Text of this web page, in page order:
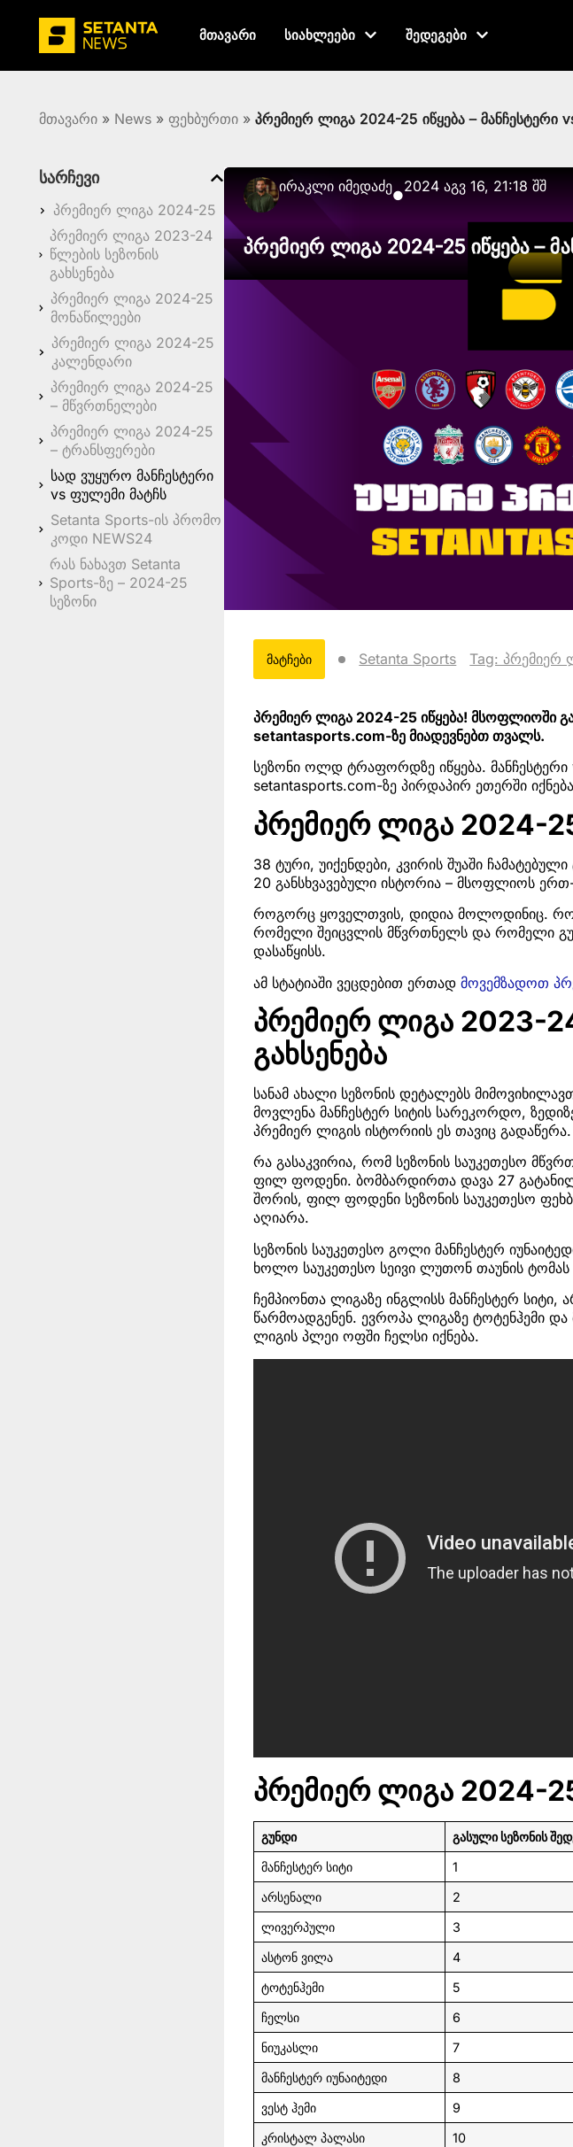
მთავარი სიახლეები შედეგები
მთავარი » News » ფეხბურთი » პრემიერ ლიგა 2024-25 იწყება – მანჩესტერი
სარჩევი
პრემიერ ლიგა 2024-25
პრემიერ ლიგა 2023-24
წლების სეზონის
გახსენება
პრემიერ ლიგა 2024-25
მონაწილეები
პრემიერ ლიგა 2024-25
კალენდარი
პრემიერ ლიგა 2024-25
– მწვრთნელები
პრემიერ ლიგა 2024-25
– ტრანსფერები
სად ვუყურო მანჩესტერი
vs ფულემი მატჩს
Setanta Sports-ის პრომო
კოდი NEWS24
რას ნახავთ Setanta
Sports-ზე – 2024-25
სეზონი
Ირაკლი Იმედაძე●2024 აგვ 16, 21:18 შშ
პრემიერ ლიგა 2024-25 იწყება –
მატჩები Setanta Sports Tag: პრემიერ
პრემიერ ლიგა 2024-25 იწყება! მსოფლიოში
setantasports.com-ზე მიადევნებთ თვალს.
სეზონი ოლდ ტრაფორდზე იწყება.
setantasports.com-ზე პირდაპირ ეთერში
პრემიერ ლიგა 2024-
38 ტური, უიქენდები, კვირის შუაში
20 განსხვავებული ისტორია – მსოფლიოს
როგორც ყოველთვის, დიდია მოლოდინიც.
რომელი შეიცვლის მწვრთნელს და რომელი
დასაწყისს.
ამ სტატიაში ვეცდებით ერთადმოვემზადოთ
პრემიერ ლიგა 2023-
გახსენება
სანამ ახალი სეზონის დეტალებს
მოვლენა მანჩესტერ სიტის სარეკორდო,
პრემიერ ლიგის ისტორიის ეს თავიც გადაწერა.
რა გასაკვირია, რომ სეზონის საუკეთესო
ფილ ფოდენი. ბომბარდირთა დავა 27
შორის, ფილ ფოდენი სეზონის საუკეთესო
აღიარა.
სეზონის საუკეთესო გოლი მანჩესტერ
ხოლო საუკეთესო სეივი ლუთონ თაუნის ტომას
ჩემპიონთა ლიგაზე ინგლისს მანჩესტერ
წარმოადგენენ. ევროპა ლიგაზე ტოტენჰემი
ლიგის პლეი ოფში ჩელსი იქნება.
პრემიერ ლიგა 2024-
გუნდი გასული სეზონის
მანჩესტერ სიტი
1
არსენალი
2
ლივერპული
3
ასტონ ვილა
4
ტოტენჰემი
5
ჩელსი
6
ნიუკასლი
7
მანჩესტერ იუნაიტედი
8
ვესტ ჰემი
9
კრისტალ პალასი
10